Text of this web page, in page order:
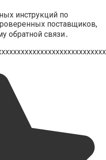
инструкций по
поставщиков,
обратной связи․